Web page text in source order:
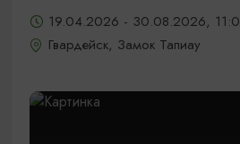
19.04.2026 - 30.08.2026,
Гвардейск, Замок Тапиау